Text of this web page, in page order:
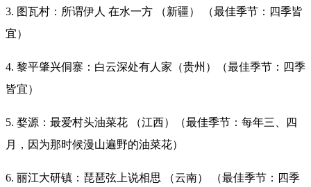
3. 图瓦村：所谓伊人 在水一方 （新疆） （最佳季节：四季皆
宜）
4. 黎平肇兴侗寨：白云深处有人家（贵州）（最佳季节：四季
皆宜）
5. 婺源：最爱村头油菜花 （江西）（最佳季节：每年三、四
月，因为那时候漫山遍野的油菜花）
6. 丽江大研镇：琵琶弦上说相思 （云南） （最佳季节：四季